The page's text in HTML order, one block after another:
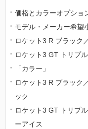
価格とカラーオプシ
モデル・メーカー希望
ロケット3 R ブラック
ロケット3 GT トリプ
「カラー」
ロケット3 R ブラック
ック
ロケット3 GT トリプ
ーアイス